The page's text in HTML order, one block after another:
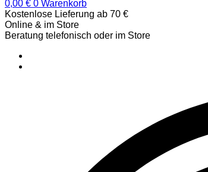
0,00 € 0 Warenkorb
Kostenlose Lieferung ab 70 €
Online & im Store
Beratung telefonisch oder im Store